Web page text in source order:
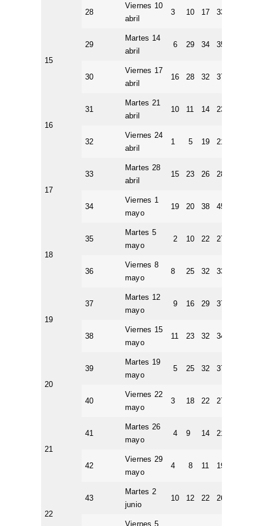
28
Viernes 10
abril
3 10 17 33
15
29
Martes 14
abril
6 29 34 35
30
Viernes 17
abril
16 28 32 37
16
31
Martes 21
abril
10 11 14 23
32
Viernes 24
abril
1 5 19 21
17
33
Martes 28
abril
15 23 26 28
34
Viernes 1
mayo
19 20 38 45
18
35
Martes 5
mayo
2 10 22 27
36
Viernes 8
mayo
8 25 32 33
19
37
Martes 12
mayo
9 16 29 37
38
Viernes 15
mayo
11 23 32 34
20
39
Martes 19
mayo
5 25 32 37
40
Viernes 22
mayo
3 18 22 27
21
41
Martes 26
mayo
4 9 14 21
42
Viernes 29
mayo
4 8 11 19
22
43
Martes 2
junio
10 12 22 26
Viernes 5